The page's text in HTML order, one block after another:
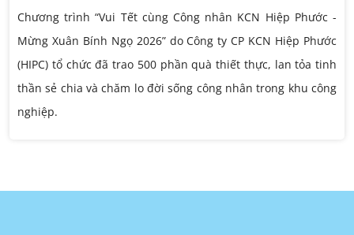
Chương trình “Vui Tết cùng Công nhân KCN Hiệp Phước -
Mừng Xuân Bính Ngọ 2026” do Công ty CP KCN Hiệp Phước
(HIPC) tổ chức đã trao 500 phần quà thiết thực, lan tỏa tinh
thần sẻ chia và chăm lo đời sống công nhân trong khu công
nghiệp.